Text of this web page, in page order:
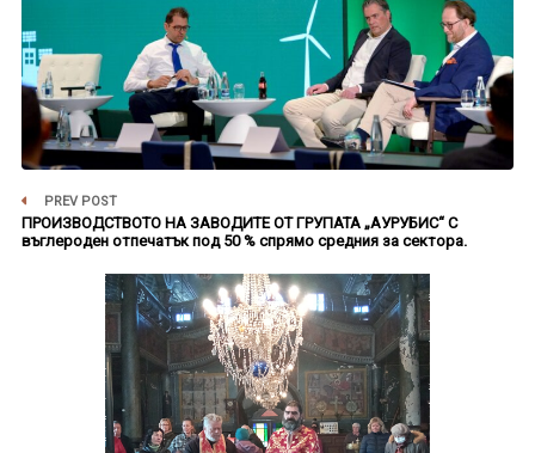
PREV POST
ПРОИЗВОДСТВОТО НА ЗАВОДИТЕ ОТ ГРУПАТА „АУРУБИС“ С
въглероден отпечатък под 50 % спрямо средния за сектора.